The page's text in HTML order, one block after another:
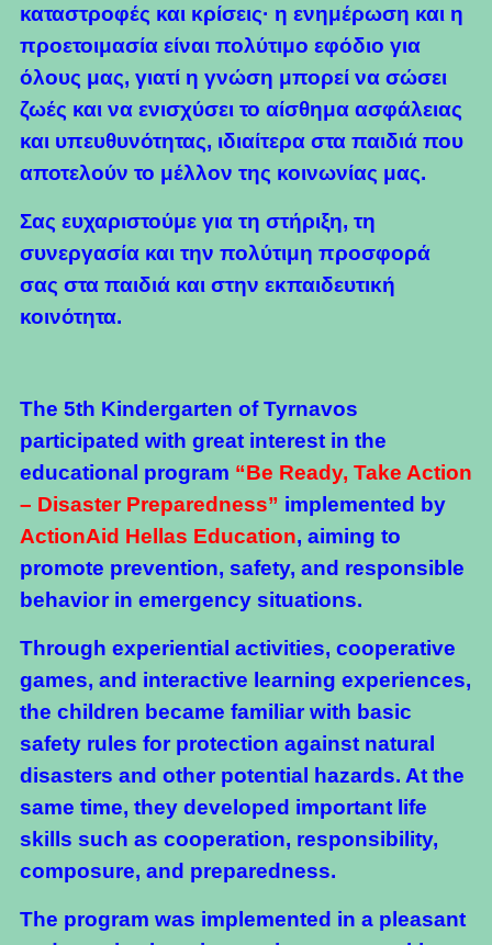
καταστροφές και κρίσεις· η ενημέρωση και η
προετοιμασία είναι πολύτιμο εφόδιο για
όλους μας, γιατί η γνώση μπορεί να σώσει
ζωές και να ενισχύσει το αίσθημα ασφάλειας
και υπευθυνότητας, ιδιαίτερα στα παιδιά που
αποτελούν το μέλλον της κοινωνίας μας.
Σας ευχαριστούμε για τη στήριξη, τη
συνεργασία και την πολύτιμη προσφορά
σας στα παιδιά και στην εκπαιδευτική
κοινότητα.
The 5th Kindergarten of Tyrnavos
participated with great interest in the
educational program “Be Ready, Take Action
– Disaster Preparedness” implemented by
ActionAid Hellas Education, aiming to
promote prevention, safety, and responsible
behavior in emergency situations.
Through experiential activities, cooperative
games, and interactive learning experiences,
the children became familiar with basic
safety rules for protection against natural
disasters and other potential hazards. At the
same time, they developed important life
skills such as cooperation, responsibility,
composure, and preparedness.
The program was implemented in a pleasant